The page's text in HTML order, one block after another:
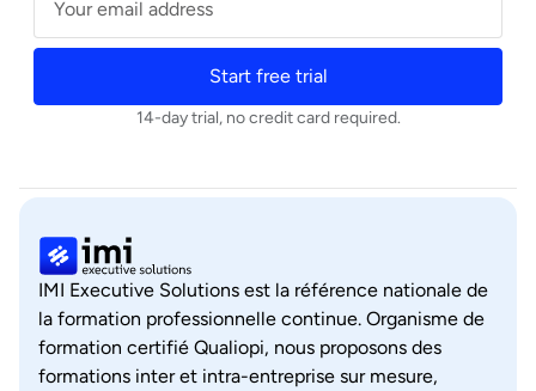
Start free trial
14-day trial, no credit card required.
IMI Executive Solutions est la référence nationale de
la formation professionnelle continue. Organisme de
formation certifié Qualiopi, nous proposons des
formations inter et intra-entreprise sur mesure,